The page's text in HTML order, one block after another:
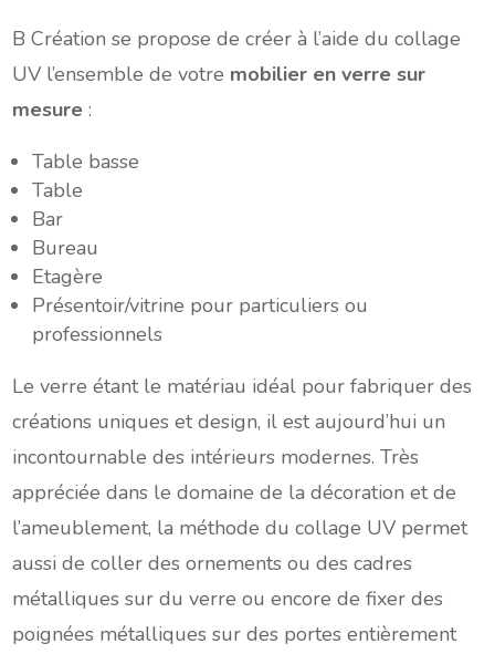
B Création se propose de créer à l’aide du collage
UV l’ensemble de votre mobilier en verre sur
mesure:
Table basse
Table
Bar
Bureau
Etagère
Présentoir/vitrine pour particuliers ou
professionnels
Le verre étant le matériau idéal pour fabriquer des
créations uniques et design, il est aujourd’hui un
incontournable des intérieurs modernes. Très
appréciée dans le domaine de la décoration et de
l’ameublement, la méthode du collage UV permet
aussi de coller des ornements ou des cadres
métalliques sur du verre ou encore de fixer des
poignées métalliques sur des portes entièrement